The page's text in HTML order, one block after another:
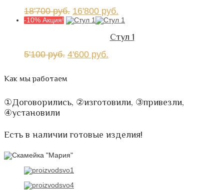
18'700руб. 16'800 руб.
-10% Акция!
Стул 1
5'100руб. 4'600 руб.
Как мы работаем
①Договорились, ②изготовили, ③привезли,
④установили
Есть в наличии готовые изделия!